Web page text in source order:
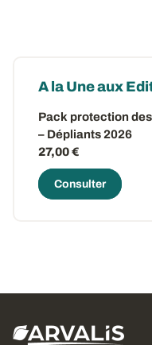
A la Une aux
Pack protection
– Dépliants 2026
27,00 €
Consulter